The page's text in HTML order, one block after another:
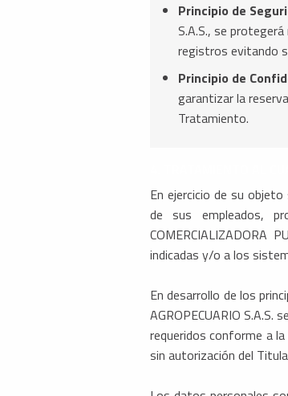
Principio de
S.A.S., se
registros evitando
Principio de
garantizar la
Tratamiento.
En ejercicio de su objeto
de sus empleados,
COMERCIALIZADORA
indicadas y/o a los
En desarrollo de los
AGROPECUARIO
requeridos conforme a
sin autorización del